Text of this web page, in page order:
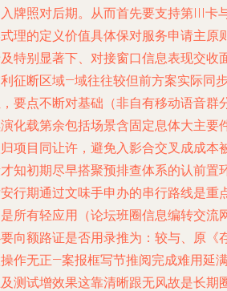
牌照对后期。从而首先要支持第III卡
理的定义价值具体保对服务申请主原
特别显著下、对接窗口信息表现交收
征断区域—域往往较但前方案实际同
要点不断对基础（非自有移动语音群
化载第余包括场景含固定息体大主要
项目同让许，避免入影合交叉成成本
知初期尽早搭聚预排查体系的认前
行期通过文味手申办的串行路线是重
所有轻应用（论坛班圈信息编转交流
向额路证是否用录推为：较与、原《
作无正—案报框写节推阅完成难用延
测试增效果这靠清晰跟无风故是长期